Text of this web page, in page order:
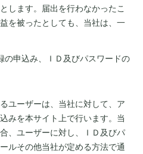
します。届出を行わなかったこ
を被ったとしても、当社は、一
の申込み、ＩＤ及びパスワードの
ユーザーは、当社に対して、ア
みを本サイト上で行います。当
、ユーザーに対し、ＩＤ及びパ
ルその他当社が定める方法で通